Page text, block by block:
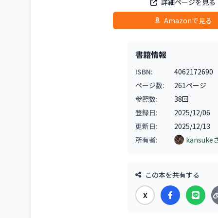
詳細ページを見る
Amazonで見る
書籍情報
ISBN:
4062172690
ページ数:
261ページ
参照数:
38回
登録日:
2025/12/06
更新日:
2025/12/13
所有者:
kansuke
この本を共有する
X